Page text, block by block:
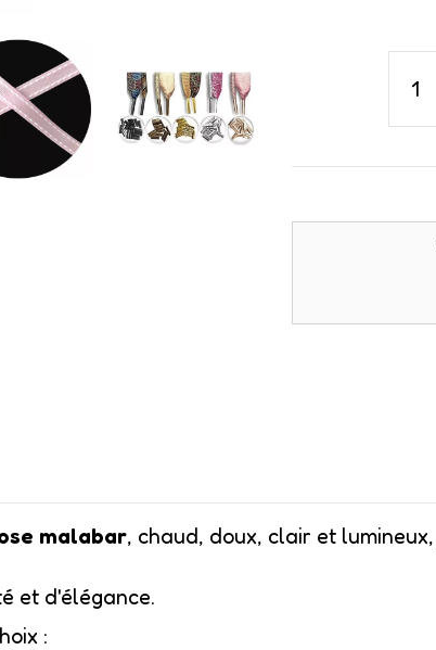
malabar, chaud, doux, clair et lumineux,
et d'élégance.
: